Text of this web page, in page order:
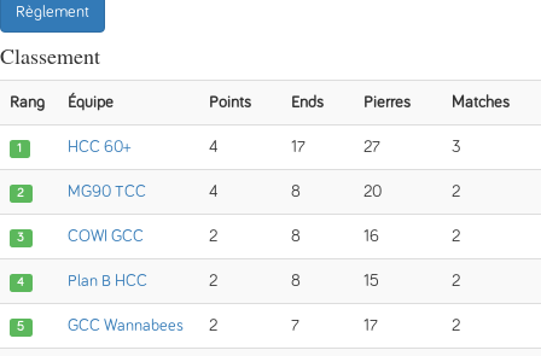
Règlement
Classement
Rang Équipe Points Ends Pierres Matches
1 HCC 60+ 4 17 27 3
2 MG90 TCC 4 8 20 2
3 COWI GCC 2 8 16 2
4 Plan B HCC 2 8 15 2
5 GCC Wannabees 2 7 17 2